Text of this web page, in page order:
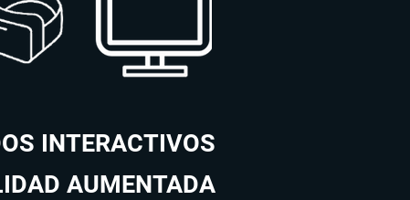
INTERACTIVOS
AUMENTADA